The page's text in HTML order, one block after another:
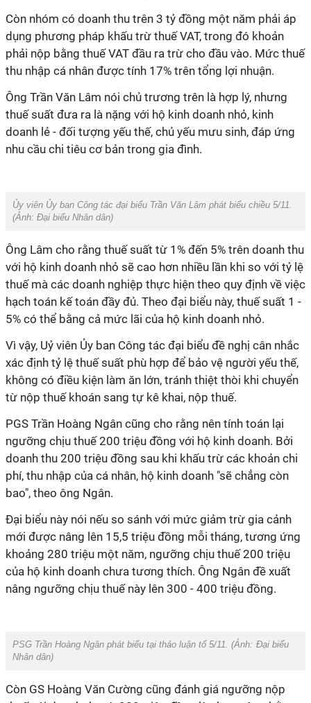
Còn nhóm có doanh thu trên 3 tỷ đồng một năm phải áp
dụng phương pháp khấu trừ thuế VAT, trong đó khoản
phải nộp bằng thuế VAT đầu ra trừ cho đầu vào. Mức thuế
thu nhập cá nhân được tính 17% trên tổng lợi nhuận.
Ông Trần Văn Lâm nói chủ trương trên là hợp lý, nhưng
thuế suất đưa ra là nặng với hộ kinh doanh nhỏ, kinh
doanh lẻ - đối tượng yếu thế, chủ yếu mưu sinh, đáp ứng
nhu cầu chi tiêu cơ bản trong gia đình.
Ủy viên Ủy ban Công tác đại biểu Trần Văn Lâm phát biểu chiều 5/11.
(Ảnh: Đại biểu Nhân dân)
Ông Lâm cho rằng thuế suất từ 1% đến 5% trên doanh thu
với hộ kinh doanh nhỏ sẽ cao hơn nhiều lần khi so với tỷ lệ
thuế mà các doanh nghiệp thực hiện theo quy định về việc
hạch toán kế toán đầy đủ. Theo đại biểu này, thuế suất 1 -
5% có thể bằng cả mức lãi của hộ kinh doanh nhỏ.
Vì vậy, Uỷ viên Ủy ban Công tác đại biểu đề nghị cân nhắc
xác định tỷ lệ thuế suất phù hợp để bảo vệ người yếu thế,
không có điều kiện làm ăn lớn, tránh thiệt thòi khi chuyển
từ nộp thuế khoán sang tự kê khai, nộp thuế.
PGS Trần Hoàng Ngân cũng cho rằng nên tính toán lại
ngưỡng chịu thuế 200 triệu đồng với hộ kinh doanh. Bởi
doanh thu 200 triệu đồng sau khi khấu trừ các khoản chi
phí, thu nhập của cá nhân, hộ kinh doanh "sẽ chẳng còn
bao", theo ông Ngân.
Đại biểu này nói nếu so sánh với mức giảm trừ gia cảnh
mới được nâng lên 15,5 triệu đồng mỗi tháng, tương ứng
khoảng 280 triệu một năm, ngưỡng chịu thuế 200 triệu
của hộ kinh doanh chưa tương thích. Ông Ngân đề xuất
nâng ngưỡng chịu thuế này lên 300 - 400 triệu đồng.
PSG Trần Hoàng Ngân phát biểu tại thảo luận tổ 5/11. (Ảnh: Đại biểu
Nhân dân)
Còn GS Hoàng Văn Cường cũng đánh giá ngưỡng nộp